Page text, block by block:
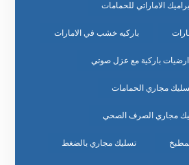
الاماراتي للحمامات
باركيه خشب في الامارات
باركية مع عزل صوتي
مجاري الحمامات
مجاري الصرف الصحي
تسليك مجاري بالضغط